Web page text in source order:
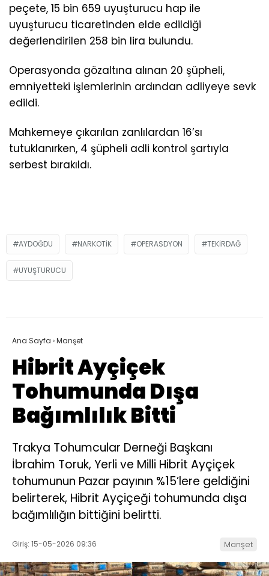
peçete, 15 bin 659 uyuşturucu hap ile
uyuşturucu ticaretinden elde edildiği
değerlendirilen 258 bin lira bulundu.
Operasyonda gözaltına alınan 20 şüpheli,
emniyetteki işlemlerinin ardından adliyeye sevk
edildi.
Mahkemeye çıkarılan zanlılardan 16’sı
tutuklanırken, 4 şüpheli adli kontrol şartıyla
serbest bırakıldı.
AYDOĞDU NARKOTIK OPERASDYON TEKIRDAĞ
UYUŞTURUCU
Ana Sayfa ›Manşet
Hibrit Ayçiçek
Tohumunda Dışa
Bağımlılık Bitti
Trakya Tohumcular Derneği Başkanı
İbrahim Toruk, Yerli ve Milli Hibrit Ayçiçek
tohumunun Pazar payının %15’lere geldiğini
belirterek, Hibrit Ayçiçeği tohumunda dışa
bağımlılığın bittiğini belirtti.
Giriş: 15-05-2026 09:36 Manşet